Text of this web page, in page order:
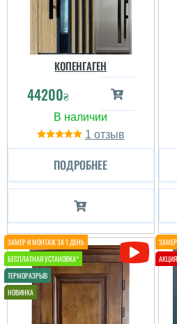
КОПЕНГАГЕН
44200₴
1
ПОДРОБНЕЕ